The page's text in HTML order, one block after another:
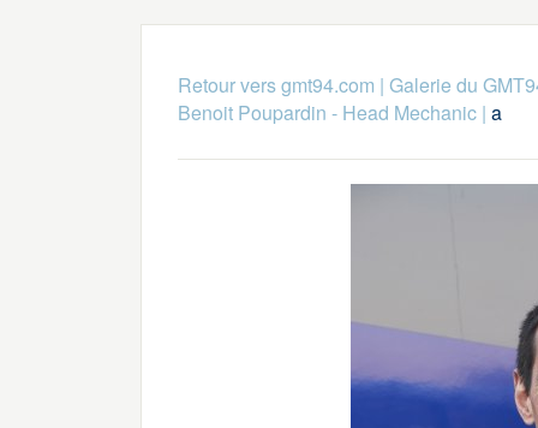
Retour vers gmt94.com | Galerie du
Benoit Poupardin - Head Mechanic| a